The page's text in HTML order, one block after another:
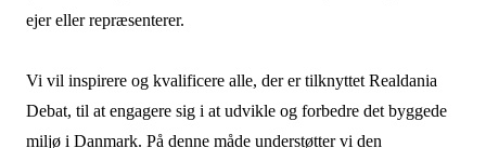
ejer eller repræsenterer.
Vi vil inspirere og kvalificere alle, der er tilknyttet Realdania
Debat, til at engagere sig i at udvikle og forbedre det byggede
miljø i Danmark. På denne måde understøtter vi den